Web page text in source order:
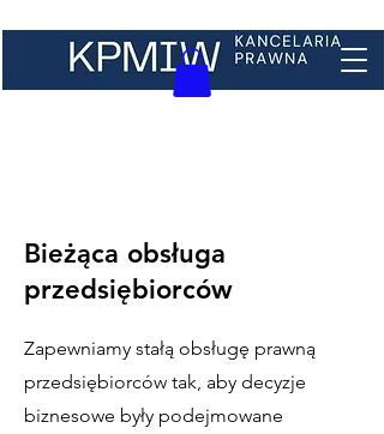
Bieżąca obsługa
przedsiębiorców
Zapewniamy stałą obsługę prawną
przedsiębiorców tak, aby decyzje
biznesowe były podejmowane